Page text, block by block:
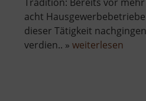
acht
dieser Tätigkeit
verdien.. » weiterlesen